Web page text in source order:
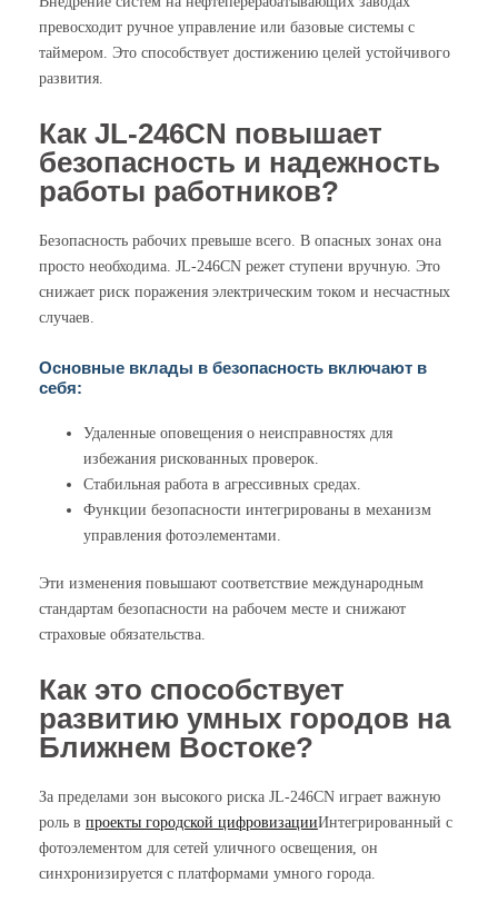
превосходит ручное управление или базовые системы с
таймером. Это способствует достижению целей устойчивого
развития.
Как JL-246CN повышает
безопасность и надежность
работы работников?
Безопасность рабочих превыше всего. В опасных зонах она
просто необходима. JL-246CN режет ступени вручную. Это
снижает риск поражения электрическим током и несчастных
случаев.
Основные вклады в безопасность включают в
себя:
Удаленные оповещения о неисправностях для
избежания рискованных проверок.
Стабильная работа в агрессивных средах.
Функции безопасности интегрированы в механизм
управления фотоэлементами.
Эти изменения повышают соответствие международным
стандартам безопасности на рабочем месте и снижают
страховые обязательства.
Как это способствует
развитию умных городов на
Ближнем Востоке?
За пределами зон высокого риска JL-246CN играет важную
роль в проекты городской цифровизацииИнтегрированный с
фотоэлементом для сетей уличного освещения, он
синхронизируется с платформами умного города.